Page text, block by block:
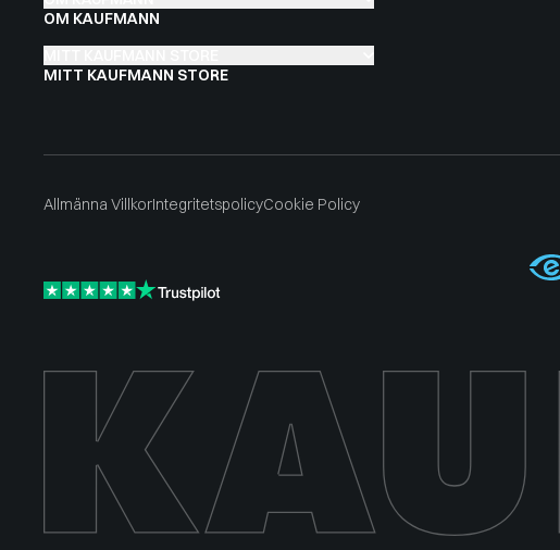
OM KAUFMANN
MITT KAUFMANN STORE
Allmänna VillkorIntegritetspolicyCookie Policy